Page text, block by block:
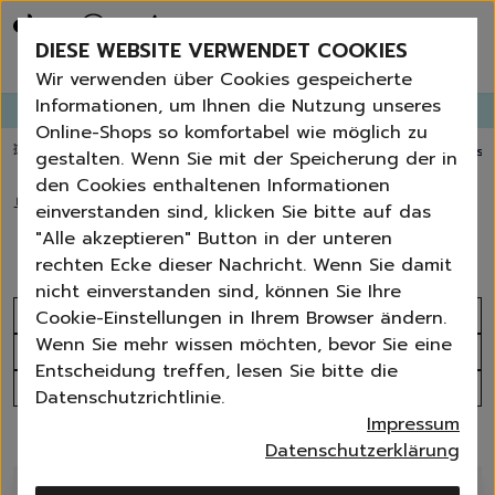
Bestseller
Angebote der Woche
Neu
Essentials für dein Zuhause
Universal & Ökoprodukte
Spring by Jenna
Sets
Reiniger
Küche
Bad | WC
Fenster | Glas | Spiegel
Möbelreiniger
Bodenreiniger
Wischmopps | Besen |
Außenreiniger
Bürsten
Zubehör
Nature All - Öko Reinigung
Erneut bestellen
GANGLETTERabonnieren undbis zu 30%Rabatt erhalten!
💥 Fugenbürste gratis ab 60 € Bestellwert⭐️ 4,8 TrustPilot score📦
🏠 Waschen › Weichspüler
Weichspüler
Sortieren nach
Produktanzahl
Alle Filter
9 Produkte
DIESE WEBSITE VERWENDET COOKIES
Wir verwenden über Cookies gespeicherte
Informationen, um Ihnen die Nutzung unseres
Online-Shops so komfortabel wie möglich zu
gestalten. Wenn Sie mit der Speicherung der in
den Cookies enthaltenen Informationen
einverstanden sind, klicken Sie bitte auf das
"Alle akzeptieren" Button in der unteren
rechten Ecke dieser Nachricht. Wenn Sie damit
nicht einverstanden sind, können Sie Ihre
Cookie-Einstellungen in Ihrem Browser ändern.
Wenn Sie mehr wissen möchten, bevor Sie eine
Entscheidung treffen, lesen Sie bitte die
Datenschutzrichtlinie.
Impressum
Datenschutzerklärung